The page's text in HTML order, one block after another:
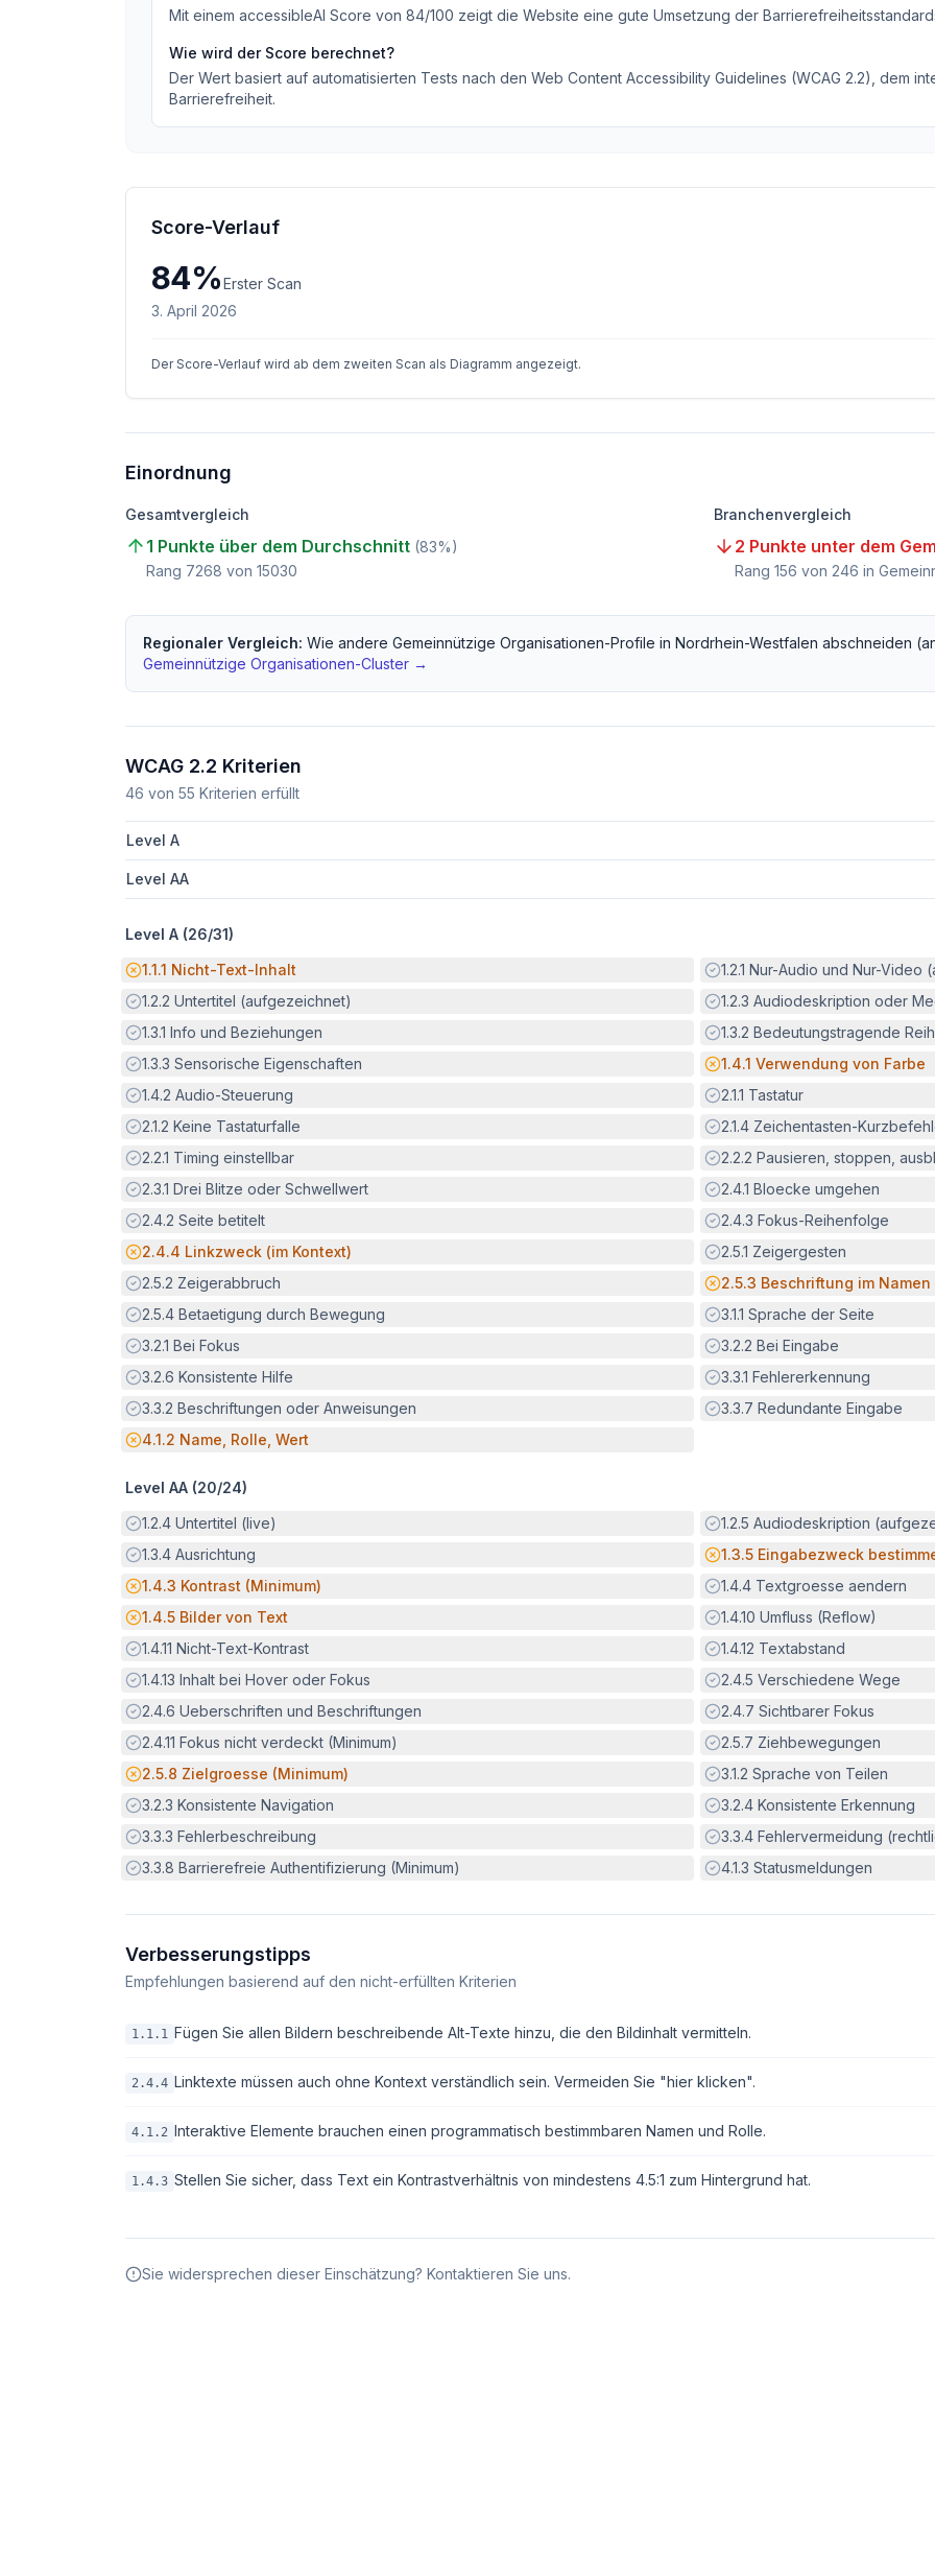
Mit einem accessibleAI Score von 84/100 zeigt die Website eine gute Umsetzung der
Wie wird der Score berechnet?
Der Wert basiert auf automatisierten Tests nach den Web Content Accessibility Guidelines (WCAG 2.2), dem
Barrierefreiheit.
Score-Verlauf
84%Erster Scan
3. April 2026
Der Score-Verlauf wird ab dem zweiten Scan als Diagramm angezeigt.
Einordnung
Gesamtvergleich
1 Punkte über dem Durchschnitt (83%)
Rang 7268 von 15030
Branchenvergleich
2 Punkte unter dem
Rang 156 von 246 in
Regionaler Vergleich: Wie andere Gemeinnützige Organisationen-Profile in Nordrhein-Westfalen abschneiden
Gemeinnützige Organisationen-Cluster →
WCAG 2.2 Kriterien
46 von 55 Kriterien erfüllt
Level A
Level AA
Level A (26/31)
Potenzielle Barriere:
1.1.1 Nicht-Text-Inhalt Erfüllt:
1.2.1 Nur-Audio und Nur-Video
Erfüllt:
1.2.2 Untertitel (aufgezeichnet) Erfüllt:
1.2.3 Audiodeskription oder
Erfüllt:
1.3.1 Info und Beziehungen Erfüllt:
1.3.2 Bedeutungstragende
Erfüllt:
1.3.3 Sensorische Eigenschaften Potenzielle Barriere:
1.4.1 Verwendung von Farbe
Erfüllt:
1.4.2 Audio-Steuerung Erfüllt:
2.1.1 Tastatur
Erfüllt:
2.1.2 Keine Tastaturfalle Erfüllt:
2.1.4 Zeichentasten-
Erfüllt:
2.2.1 Timing einstellbar Erfüllt:
2.2.2 Pausieren, stoppen,
Erfüllt:
2.3.1 Drei Blitze oder Schwellwert Erfüllt:
2.4.1 Bloecke umgehen
Erfüllt:
2.4.2 Seite betitelt Erfüllt:
2.4.3 Fokus-Reihenfolge
Potenzielle Barriere:
2.4.4 Linkzweck (im Kontext) Erfüllt:
2.5.1 Zeigergesten
Erfüllt:
2.5.2 Zeigerabbruch Potenzielle Barriere:
2.5.3 Beschriftung im Namen
Erfüllt:
2.5.4 Betaetigung durch Bewegung Erfüllt:
3.1.1 Sprache der Seite
Erfüllt:
3.2.1 Bei Fokus Erfüllt:
3.2.2 Bei Eingabe
Erfüllt:
3.2.6 Konsistente Hilfe Erfüllt:
3.3.1 Fehlererkennung
Erfüllt:
3.3.2 Beschriftungen oder Anweisungen Erfüllt:
3.3.7 Redundante Eingabe
Potenzielle Barriere:
4.1.2 Name, Rolle, Wert
Level AA (20/24)
Erfüllt:
1.2.4 Untertitel (live) Erfüllt:
1.2.5 Audiodeskription
Erfüllt:
1.3.4 Ausrichtung Potenzielle Barriere:
1.3.5 Eingabezweck
Potenzielle Barriere:
1.4.3 Kontrast (Minimum) Erfüllt:
1.4.4 Textgroesse aendern
Potenzielle Barriere:
1.4.5 Bilder von Text Erfüllt:
1.4.10 Umfluss (Reflow)
Erfüllt:
1.4.11 Nicht-Text-Kontrast Erfüllt:
1.4.12 Textabstand
Erfüllt:
1.4.13 Inhalt bei Hover oder Fokus Erfüllt:
2.4.5 Verschiedene Wege
Erfüllt:
2.4.6 Ueberschriften und Beschriftungen Erfüllt:
2.4.7 Sichtbarer Fokus
Erfüllt:
2.4.11 Fokus nicht verdeckt (Minimum) Erfüllt:
2.5.7 Ziehbewegungen
Potenzielle Barriere:
2.5.8 Zielgroesse (Minimum) Erfüllt:
3.1.2 Sprache von Teilen
Erfüllt:
3.2.3 Konsistente Navigation Erfüllt:
3.2.4 Konsistente Erkennung
Erfüllt:
3.3.3 Fehlerbeschreibung Erfüllt:
3.3.4 Fehlervermeidung
Erfüllt:
3.3.8 Barrierefreie Authentifizierung (Minimum) Erfüllt:
4.1.3 Statusmeldungen
Verbesserungstipps
Empfehlungen basierend auf den nicht-erfüllten Kriterien
1.1.1 Fügen Sie allen Bildern beschreibende Alt-Texte hinzu, die den Bildinhalt vermitteln.
2.4.4 Linktexte müssen auch ohne Kontext verständlich sein. Vermeiden Sie "hier klicken".
4.1.2 Interaktive Elemente brauchen einen programmatisch bestimmbaren Namen und Rolle.
1.4.3 Stellen Sie sicher, dass Text ein Kontrastverhältnis von mindestens 4.5:1 zum Hintergrund hat.
Sie widersprechen dieser Einschätzung? Kontaktieren Sie uns.